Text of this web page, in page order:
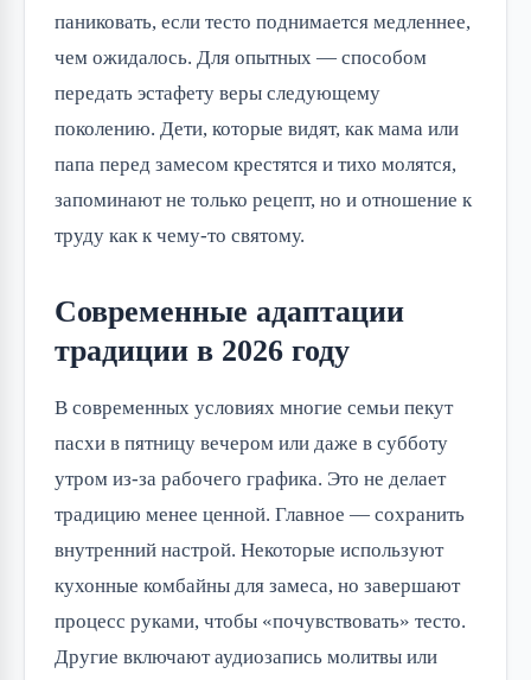
паниковать, если тесто поднимается медленнее,
чем ожидалось. Для опытных — способом
передать эстафету веры следующему
поколению. Дети, которые видят, как мама или
папа перед замесом крестятся и тихо молятся,
запоминают не только рецепт, но и отношение к
труду как к чему-то святому.
Современные адаптации
традиции в 2026 году
В современных условиях многие семьи пекут
пасхи в пятницу вечером или даже в субботу
утром из-за рабочего графика. Это не делает
традицию менее ценной. Главное — сохранить
внутренний настрой. Некоторые используют
кухонные комбайны для замеса, но завершают
процесс руками, чтобы «почувствовать» тесто.
Другие включают аудиозапись молитвы или